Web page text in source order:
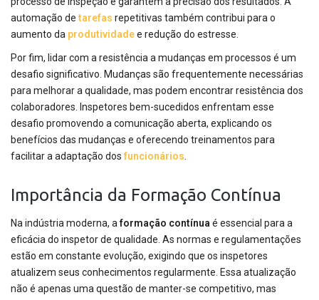
automação detarefas repetitivas também contribui para o
aumento da produtividadee redução do estresse.
Por fim, lidar com a resistência a mudanças em processos é um
desafio significativo. Mudanças são frequentemente necessárias
para melhorar a qualidade, mas podem encontrar resistência dos
colaboradores. Inspetores bem-sucedidos enfrentam esse
desafio promovendo a comunicação aberta, explicando os
benefícios das mudanças e oferecendo treinamentos para
facilitar a adaptação dos funcionários.
Importância da Formação Contínua
Na indústria moderna, aformação contínuaé essencial para a
eficácia do inspetor de qualidade. As normas e regulamentações
estão em constante evolução, exigindo que os inspetores
atualizem seus conhecimentos regularmente. Essa atualização
não é apenas uma questão de manter-se competitivo, mas